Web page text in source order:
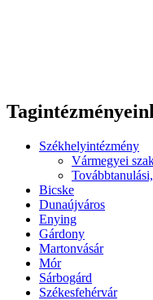
Székhelyintézmény
Vármegyei
Bicske
Dunaújváros
Enying
Gárdony
Martonvásár
Mór
Sárbogárd
Székesfehérvár